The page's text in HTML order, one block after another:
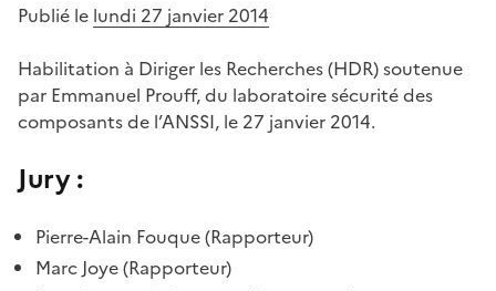
Publié le lundi 27 janvier 2014
Habilitation à Diriger les Recherches (HDR) soutenue
par Emmanuel Prouff, du laboratoire sécurité des
composants de l’ANSSI, le 27 janvier 2014.
Jury :
Pierre-Alain Fouque (Rapporteur)
Marc Joye (Rapporteur)